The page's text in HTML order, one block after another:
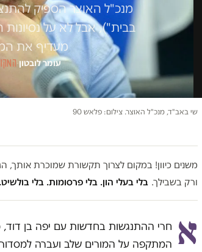
מנכ"ל האוצר הספיק
בבית"), אבל לא על
מעדיף את
עומר לובטון·
שי באב"ד, מנכ"ל האוצר. צילום: פלאש 90
משנים כיוון! במקום לצרוך תקשורת שמוכרת אותך,
ורק בשבילך. בלי בעלי הון. בלי פרסומות. בלי בולשיט.
א חרי ההתנגשות בחדשות עם יפה בן
המתקפה על המורים שלב ועברה